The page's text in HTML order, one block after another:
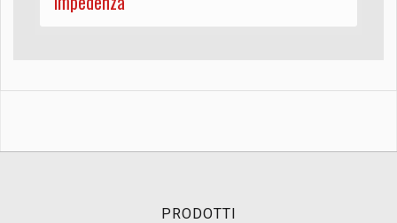
PRODOTTI